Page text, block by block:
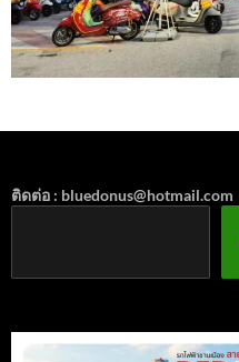
ติดต่อ : bluedonus@hotmail.com